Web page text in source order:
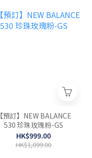
【預訂】NEW BALANCE
530 珍珠玫瑰粉-GS
HK$999.00
HK$1,099.00